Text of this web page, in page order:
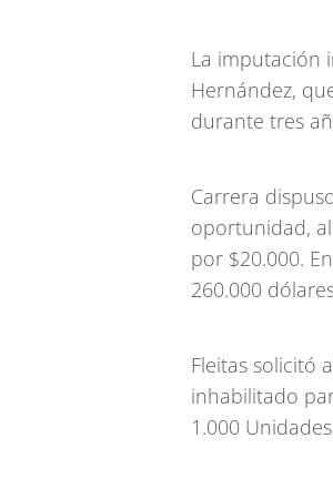
La imputación
Hernández,
durante tres
Carrera
oportunidad,
por $20.000.
260.000
Fleitas solicitó
inhabilitado
1.000